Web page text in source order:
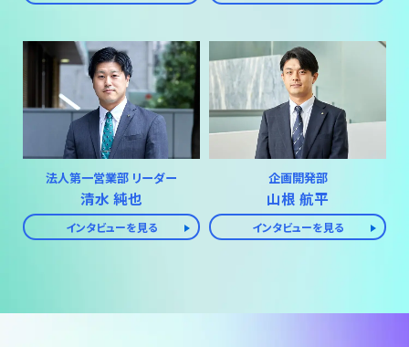
法人第一営業部 リーダー
清水 純也
インタビューを見る
企画開発部
山根 航平
インタビューを見る